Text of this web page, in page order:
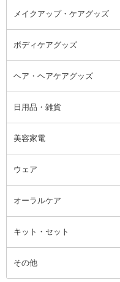
リムーバー・除光液
フレグランスミスト
その他香水・ヘアフレグランス
入浴剤・浴用料・バスソルト全て
バスソルト
メイクアップ・ケアグッズ
メイクアップ・ケアグッズ全て
コットン・綿棒
洗顔グッズ
ブラシ・チップ
ツィザー・毛抜き
カミソリ
ファンデーション・パウダーケー
ス
ミラー・鏡
ボディケアグッズ
ボディケアグッズ全て
マッサージ・ボディケアグッズ
かかと・角質ケアグッズ
絆創膏
ヘア・ヘアケアグッズ
ヘア・ヘアケアグッズ全て
ヘアゴム
ヘアバンド
ヘッドマッサージブラシ
日用品・雑貨
日用品・雑貨全て
柔軟剤
ルームフレグランス・ディフュー
ザー
アロマキャンドル
消臭剤・芳香剤
美容家電
美容家電全て
ボディケア美容家電
その他美容家電
ウェア
ウェア全て
レッグウェア
オーラルケア
オーラルケア全て
歯ブラシ
キット・セット
キット・セット全て
その他